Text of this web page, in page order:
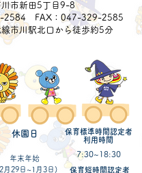
川市新田5丁目9-8
2584 FAX：047-329-2585
市川駅北口から徒歩約5分
​休園日
年末年始
月29日~1月3日)
保育短時間認定者
7:30~18:30
保育標準時間認定者
利用時間